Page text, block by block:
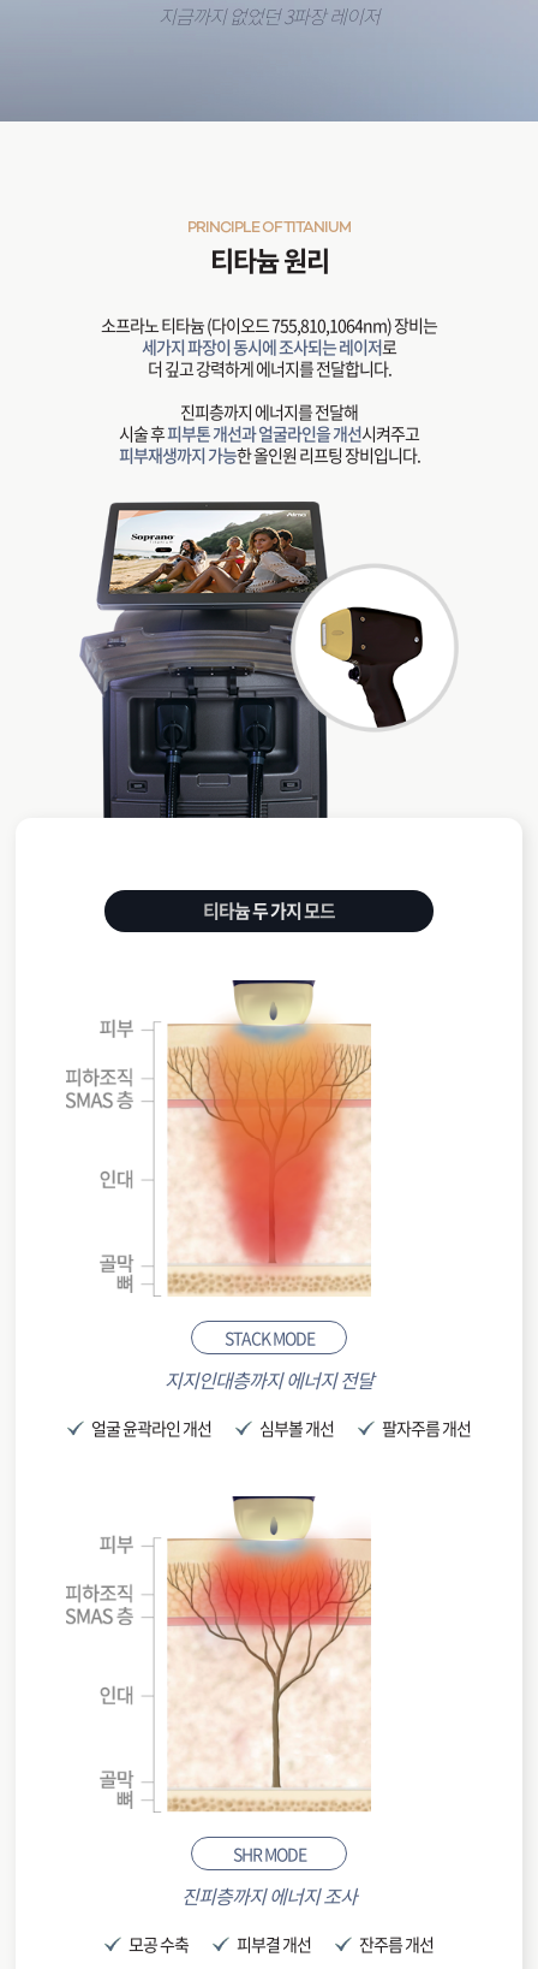
지금까지 없었던 3파장 레이저
티타늄 원리
PRINCIPLE OF TITANIUM
소프라노 티타늄 (다이오드 755,810,1064nm) 장비는
세가지 파장이 동시에 조사되는 레이저로
더 깊고 강력하게 에너지를 전달합니다.
진피층까지 에너지를 전달해
시술 후피부톤 개선과 얼굴라인을 개선시켜주고
피부재생까지 가능한 올인원 리프팅 장비입니다.
티타늄 두 가지 모드
STACK MODE
지지인대층까지 에너지 전달
얼굴 윤곽라인 개선 심부볼 개선 팔자주름 개선
SHR MODE
진피층까지 에너지 조사
모공 수축 피부결 개선 잔주름 개선